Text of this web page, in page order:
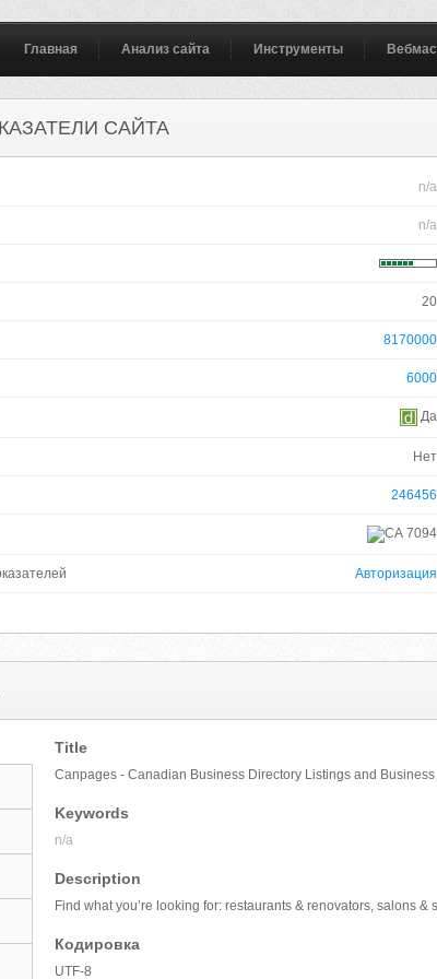
Главная Анализ сайта Инструменты
САЙТА
n/a
n/a
20
8170000
6000
Да
Нет
246456
7094
Авторизация
Title
Canpages - Canadian Business Directory Listings and
Keywords
n/a
Description
Find what you’re looking for: restaurants & renovators, salons
Кодировка
UTF-8